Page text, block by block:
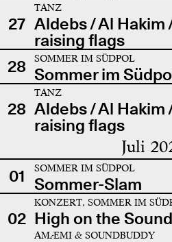
27
TANZ
Aldebs / Al Hakim
raising flags
28
SOMMER IM SÜDPOL
Sommer im
28
TANZ
Aldebs / Al Hakim
raising flags
Juli
01 SOMMER IM SÜDPOL
Sommer-Slam
02
KONZERT, SOMMER IM
High on the Sound
AMÆMI & SOUNDBUDDY